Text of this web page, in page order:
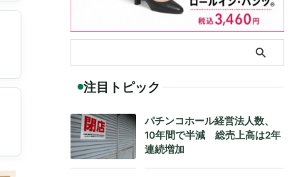
注目トピック
パチンコホール経営法人数、
10年間で半減 総売上高は2年
連続増加